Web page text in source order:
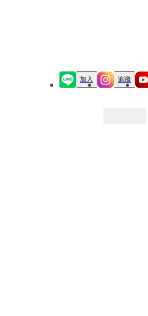
加入 追蹤